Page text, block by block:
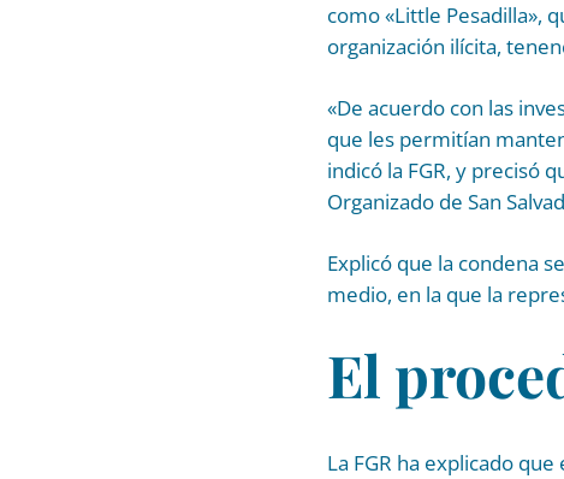
como «Little Pesadilla»,
organización ilícita,
«De acuerdo con las
que les permitían
indicó la FGR, y precisó
Organizado de San
Explicó que la condena
medio, en la que la
El
La FGR ha explicado